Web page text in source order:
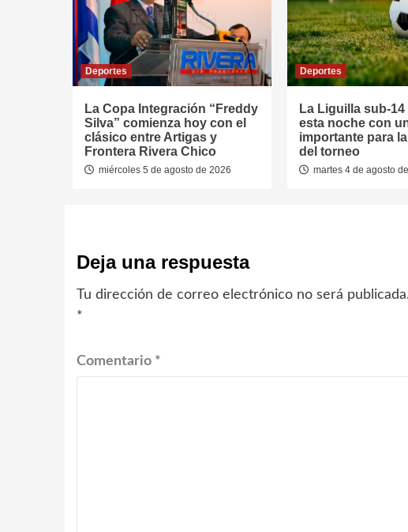
Deportes
La Copa Integración “Freddy
Silva” comienza hoy con el
clásico entre Artigas y
Frontera Rivera Chico
miércoles 5 de agosto de 2026
Deportes
La Liguilla sub-
esta noche con
importante para
del torneo
martes 4 de agosto
Deja una respuesta
Tu dirección de correo electrónico no será publicada.
*
Comentario *